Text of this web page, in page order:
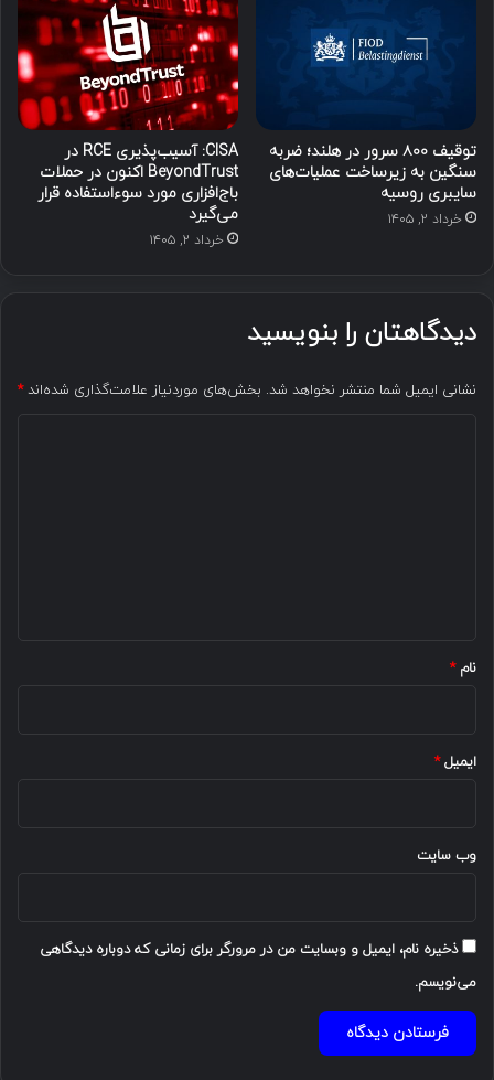
توقیف ۸۰۰ سرور در هلند؛ ضربه
سنگین به زیرساخت عملیات‌های
سایبری روسیه
خرداد ۲, ۱۴۰۵
CISA: آسیب‌پذیری RCE در
BeyondTrust اکنون در حملات
باج‌افزاری مورد سوءاستفاده قرار
می‌گیرد
خرداد ۲, ۱۴۰۵
دیدگاهتان را بنویسید
نشانی ایمیل شما منتشر نخواهد شد. بخش‌های موردنیاز علامت‌گذاری شده‌اند*
نام*
ایمیل*
وب‌ سایت
ذخیره نام، ایمیل و وبسایت من در مرورگر برای زمانی که دوباره دیدگاهی
می‌نویسم.